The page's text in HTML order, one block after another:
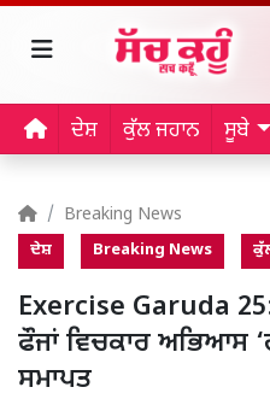
ਦੇਸ਼ ਕੁੱਲ ਜਹਾਨ ਸੂਬੇ
Breaking News
ਦੇਸ਼ Breaking News
Exercise Garuda
ਫੌਜਾਂ ਵਿਚਕਾਰ ਅਭਿਆਸ
ਸਮਾਪਤ